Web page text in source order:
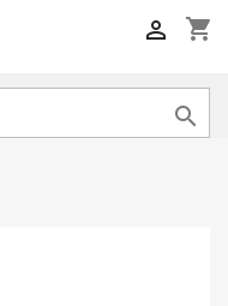
shopping_cart

